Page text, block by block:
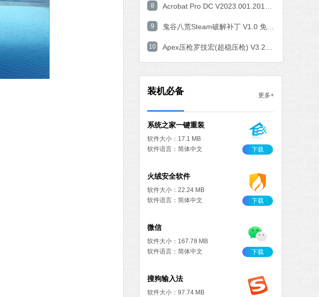
8
9
10
装机必备 更多+
腾讯视频
软件语言：简体中文
Microsoft Office 2016
下载
系统之家一键重装
软件大小：17.1 MB
软件语言：简体中文
下载
火绒安全软件
软件大小：22.24 MB
软件语言：简体中文
下载
微信
软件大小：167.78 MB
软件语言：简体中文
下载
搜狗输入法
软件大小：97.74 MB